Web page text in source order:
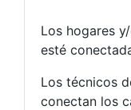
Los hogares
esté
Los técnicos
conectan los